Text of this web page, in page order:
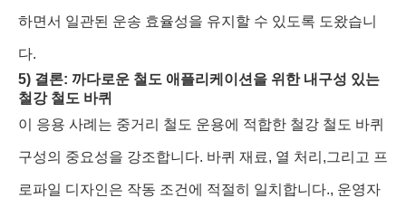
하면서 일관된 운송 효율성을 유지할 수 있도록 도왔습니
다.
5) 결론: 까다로운 철도 애플리케이션을 위한 내구성 있는
철강 철도 바퀴
이 응용 사례는 중거리 철도 운용에 적합한 철강 철도 바퀴
구성의 중요성을 강조합니다. 바퀴 재료, 열 처리,그리고 프
로파일 디자인은 작동 조건에 적절히 일치합니다., 운영자